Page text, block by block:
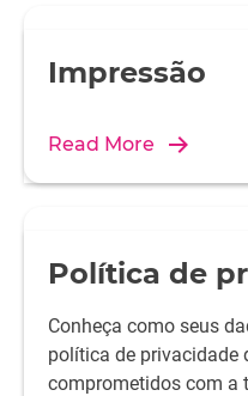
Impressão
Read More
Política de
Conheça como seus
política de privacidade
comprometidos com a